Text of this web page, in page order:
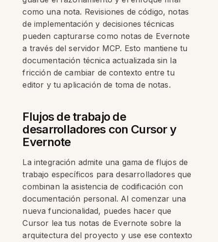
como una nota. Revisiones de código, notas
de implementación y decisiones técnicas
pueden capturarse como notas de Evernote
a través del servidor MCP. Esto mantiene tu
documentación técnica actualizada sin la
fricción de cambiar de contexto entre tu
editor y tu aplicación de toma de notas.
Flujos de trabajo de
desarrolladores con Cursor y
Evernote
La integración admite una gama de flujos de
trabajo específicos para desarrolladores que
combinan la asistencia de codificación con
documentación personal. Al comenzar una
nueva funcionalidad, puedes hacer que
Cursor lea tus notas de Evernote sobre la
arquitectura del proyecto y use ese contexto